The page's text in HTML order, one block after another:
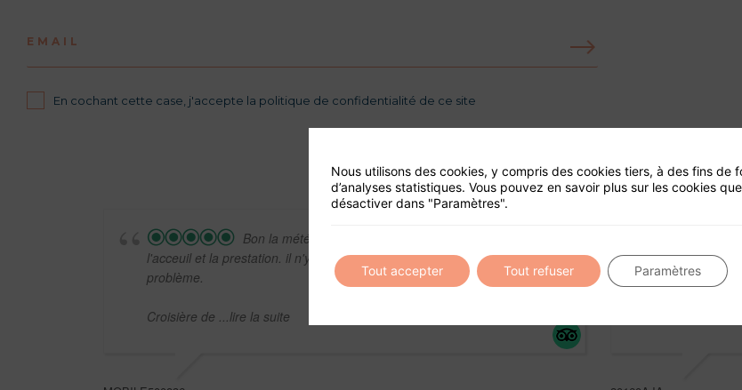
EMAIL
En cochant cette case, j'accepte la politique de confidentialité de ce site
Bon la météo était parfaite donc ça aide. Mais surtout
l'acceuil et la prestation. il n'y a rien à dire! je valide et recommande sns
problème.
Croisière de ...lire la suite
cosy ,
personnes.
Excellente
Nous utilisons des cookies, y compris des cookies tiers, à des fins de
d’analyses statistiques. Vous pouvez en savoir plus sur les cookies
désactiver dans "Paramètres".
Tout accepter Tout refuser Paramètres